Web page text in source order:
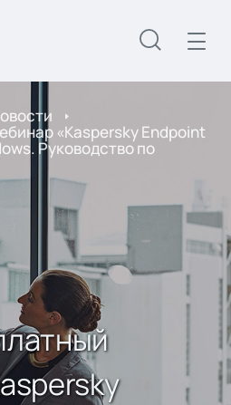
«Kaspersky Endpoint
Руководство по